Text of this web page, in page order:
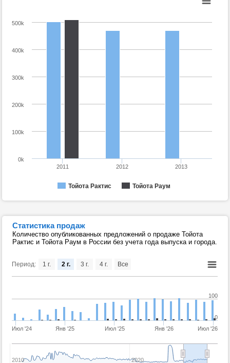
Тойота Рактис Тойота Раум
2011 2012 2013
0k
100k
200k
300k
400k
500k
Статистика продаж
Количество опубликованных предложений о продаже Тойота
Рактис и Тойота Раум в России без учета года выпуска и города.
Период:
Июл '24 Янв '25 Июл '25 Янв '26 Июл '26
2020
2010
0
100
1 г. 2 г. 3 г. 4 г. Все